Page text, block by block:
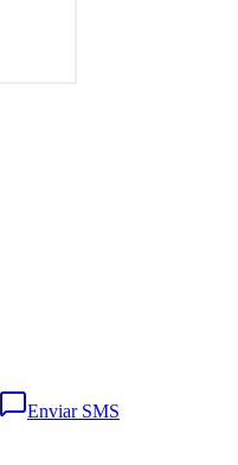
Enviar SMS